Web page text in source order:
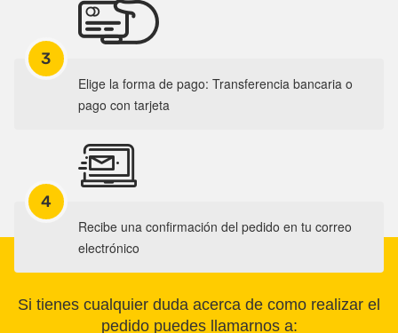
3
Elige la forma de pago: Transferencia bancaria o
pago con tarjeta
4
Recibe una confirmación del pedido en tu correo
electrónico
Si tienes cualquier duda acerca de como realizar el
pedido puedes llamarnos a: